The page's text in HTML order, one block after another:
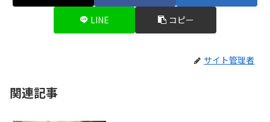
LINE コピー
サイト管理者
関連記事